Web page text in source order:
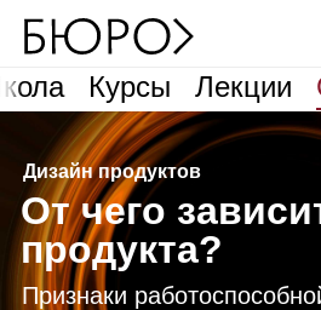
Курсы Лекции
Дизайн продуктов
От чего
продукта?
Признаки